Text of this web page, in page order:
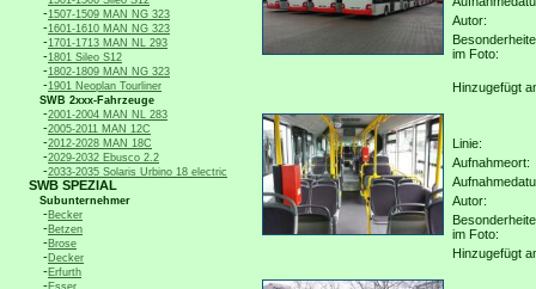
-1507-1509 MAN NG 323
-1601-1610 MAN NG 323
-1701-1713 MAN NL 293
-1801 Sileo S12
-1802-1809 MAN NG 323
-1901 Neoplan Tourliner
SWB 2xxx-Fahrzeuge
-2001-2004 MAN NL 283
-2005-2011 MAN 12C
-2012-2028 MAN 18C
-2029-2032 Ebusco 2.2
-2033-2035 Solaris Urbino 18 electric
SWB SPEZIAL
Subunternehmer
-Becker
-Betzen
-Brose
-Decker
-Erfurth
-Esser
Autor:
im Foto:
Hinzugefügt
Linie:
Aufnahmeort:
Autor:
im Foto:
Hinzugefügt